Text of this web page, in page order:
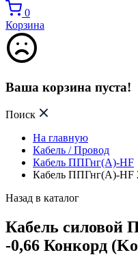
0
Корзина
Ваша корзина пуста!
Поиск
На главную
Кабель / Провод
Кабель ППГнг(А)-HF
Кабель ППГнг(А)-HF
Назад в каталог
Кабель силовой
-0,66 Конкорд